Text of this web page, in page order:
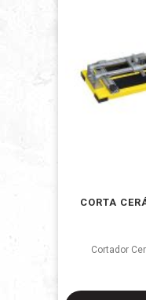
CORTA
Cortador